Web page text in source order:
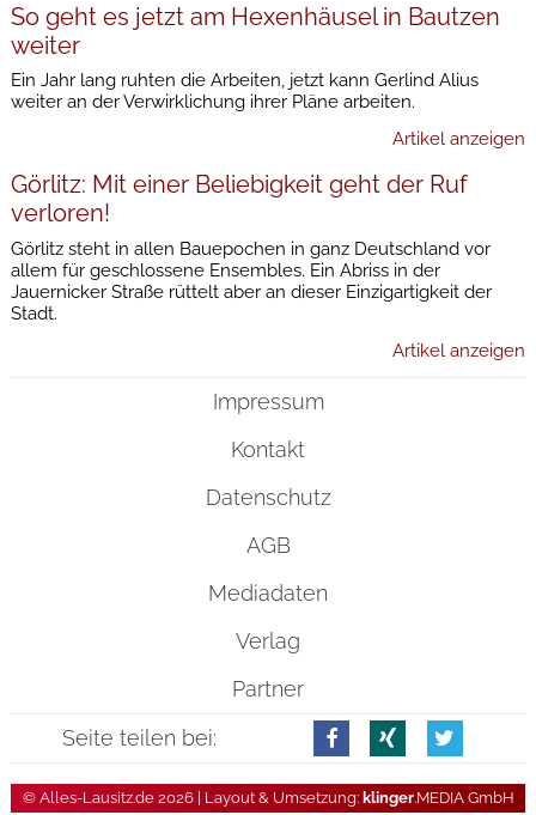
So geht es jetzt am Hexenhäusel in Bautzen
weiter
Ein Jahr lang ruhten die Arbeiten, jetzt kann Gerlind Alius
weiter an der Verwirklichung ihrer Pläne arbeiten.
Artikel anzeigen
Görlitz: Mit einer Beliebigkeit geht der Ruf
verloren!
Görlitz steht in allen Bauepochen in ganz Deutschland vor
allem für geschlossene Ensembles. Ein Abriss in der
Jauernicker Straße rüttelt aber an dieser Einzigartigkeit der
Stadt.
Artikel anzeigen
Impressum
Kontakt
Datenschutz
AGB
Mediadaten
Verlag
Partner
Seite teilen bei:
© Alles-Lausitz.de 2026 | Layout & Umsetzung: klinger.MEDIA GmbH